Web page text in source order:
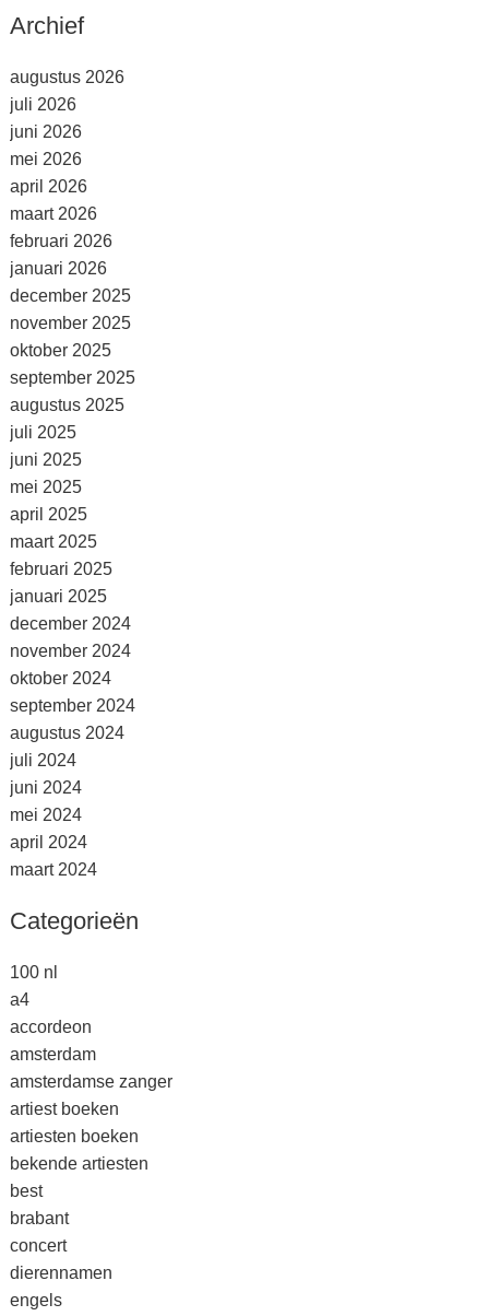
Archief
augustus 2026
juli 2026
juni 2026
mei 2026
april 2026
maart 2026
februari 2026
januari 2026
december 2025
november 2025
oktober 2025
september 2025
augustus 2025
juli 2025
juni 2025
mei 2025
april 2025
maart 2025
februari 2025
januari 2025
december 2024
november 2024
oktober 2024
september 2024
augustus 2024
juli 2024
juni 2024
mei 2024
april 2024
maart 2024
Categorieën
100 nl
a4
accordeon
amsterdam
amsterdamse zanger
artiest boeken
artiesten boeken
bekende artiesten
best
brabant
concert
dierennamen
engels